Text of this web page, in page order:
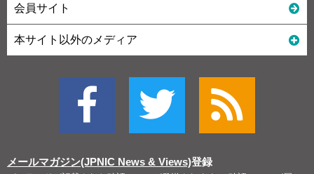
会員サイト
本サイト以外のメディア
メールマガジン(JPNIC News & Views)登録